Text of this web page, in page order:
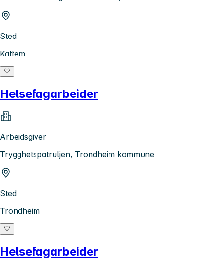
Sted
Kattem
Helsefagarbeider
Arbeidsgiver
Trygghetspatruljen, Trondheim kommune
Sted
Trondheim
Helsefagarbeider